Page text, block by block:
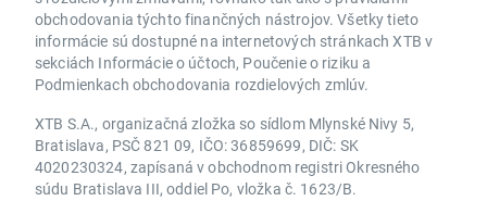
obchodovania týchto finančných nástrojov. Všetky tieto
informácie sú dostupné na internetových stránkach XTB v
sekciách Informácie o účtoch, Poučenie o riziku a
Podmienkach obchodovania rozdielových zmlúv.
XTB S.A., organizačná zložka so sídlom Mlynské Nivy 5,
Bratislava, PSČ 821 09, IČO: 36859699, DIČ: SK
4020230324, zapísaná v obchodnom registri Okresného
súdu Bratislava III, oddiel Po, vložka č. 1623/B.